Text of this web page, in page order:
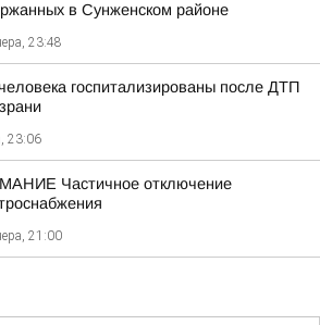
в Сунженском районе
23:48
госпитализированы после ДТП
23:06
Частичное отключение
21:00